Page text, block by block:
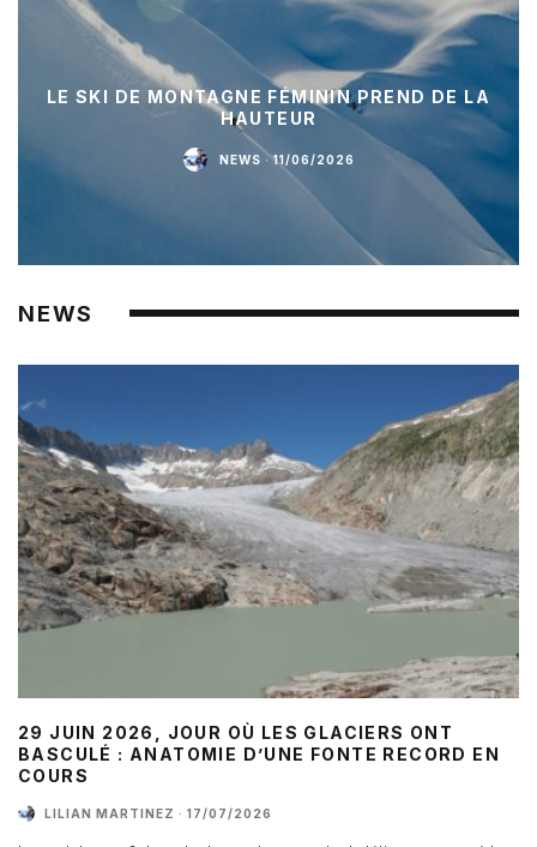
LE SKI DE MONTAGNE FÉMININ PREND DE LA
HAUTEUR
NEWS · 11/06/2026
NEWS
29 JUIN 2026, JOUR OÙ LES GLACIERS ONT
BASCULÉ : ANATOMIE D’UNE FONTE RECORD EN
COURS
LILIAN MARTINEZ · 17/07/2026